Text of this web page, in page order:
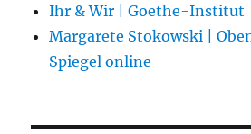
Ihr & Wir | Goethe-Institut
Margarete Stokowski |
Spiegel online